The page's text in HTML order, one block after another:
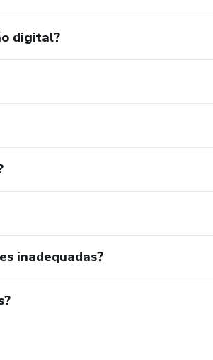
digital?
inadequadas?